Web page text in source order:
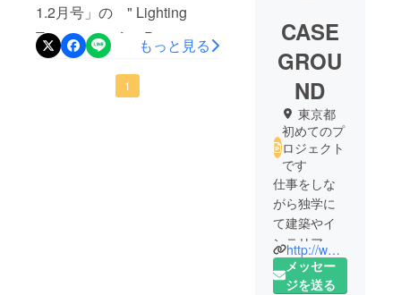
1.2月号」の " Lighting
Topics "という（P126） 特
集の中で今回のプロジェク
ト製品「Light controller
もっと見る
1
CASE
GROU
ND
東京都
初めてのプ
ロジェクト
です
仕事をしな
がら独学に
て建築やイ
ンテリアデ
ザインを学
ぶ。
http://www.caseground.com/
メッセー
ジを送る